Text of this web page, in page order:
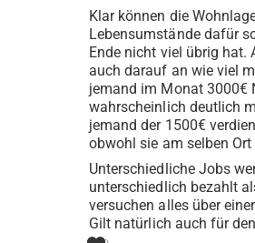
Klar können die
Lebensumstände dafür
Ende nicht viel übrig hat.
auch darauf an wie viel
jemand im Monat 3000€
wahrscheinlich deutlich
jemand der 1500€
obwohl sie am selben Ort
Unterschiedliche Jobs
unterschiedlich bezahlt
versuchen alles über
Gilt natürlich auch für